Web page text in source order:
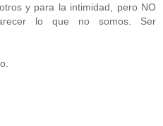
y para la intimidad, pero NO
lo que no somos. Ser